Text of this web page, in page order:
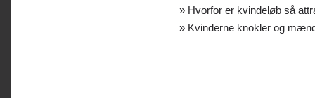
Hvorfor er kvindeløb så
Kvinderne knokler og